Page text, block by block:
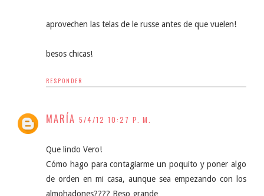
aprovechen las telas de le russe antes de que vuelen!
besos chicas!
RESPONDER
MARÍA 5/4/12 10:27 P. M.
Que lindo Vero!
Cómo hago para contagiarme un poquito y poner algo
de orden en mi casa, aunque sea empezando con los
almohadones???? Beso grande